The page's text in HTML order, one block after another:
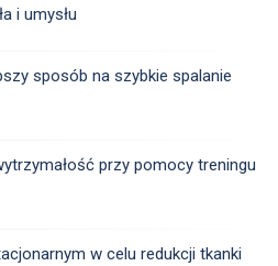
i umysłu
sposób na szybkie spalanie
przy pomocy treningu
w celu redukcji tkanki